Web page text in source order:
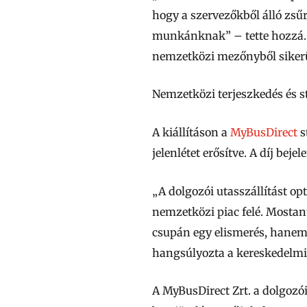
hogy a szervezőkből álló
munkánknak” – tette
nemzetközi mezőnyből
Nemzetközi terjeszkedés és
A kiállításon a MyBusDirect
jelenlétet erősítve. A díj
„A dolgozói utasszállítást
nemzetközi piac felé.
csupán egy elismerés,
hangsúlyozta a
A MyBusDirect Zrt. a